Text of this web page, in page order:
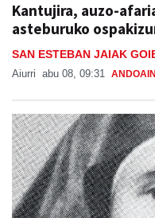
Kantujira, auzo-
asteburuko
SAN ESTEBAN JAIAK
Aiurri abu 08, 09:31 ANDOAIN